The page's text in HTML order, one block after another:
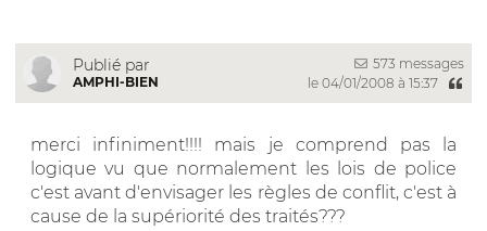
Publié par
AMPHI-BIEN
573 messages
le 04/01/2008 à 15:37
merci infiniment!!!! mais je comprend pas la
logique vu que normalement les lois de police
c'est avant d'envisager les règles de conflit, c'est à
cause de la supériorité des traités???